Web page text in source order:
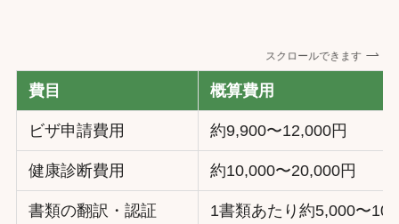
スクロールできます
費目 概算費用
ビザ申請費用 約9,900〜12,000円
健康診断費用 約10,000〜20,000円
書類の翻訳・認証 1書類あたり約5,000〜